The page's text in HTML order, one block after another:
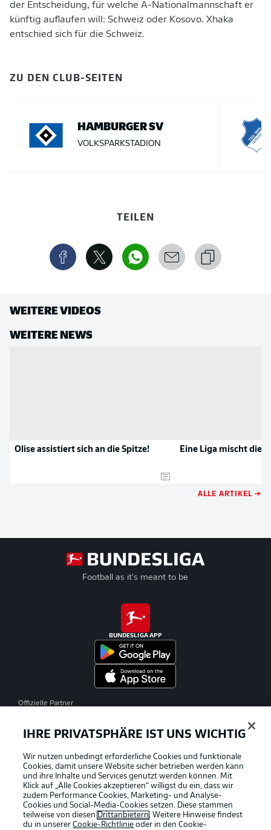
der Entscheidung, für welche A-Nationalmannschaft er
künftig auflaufen will: Schweiz oder Kosovo. Xhaka
entschied sich für die Schweiz.
ZU DEN CLUB-SEITEN
HAMBURGER SV
VOLKSPARKSTADION
TEILEN
WEITERE VIDEOS
WEITERE NEWS
Olise assistiert sich an die Spitze! Eine Liga mischt die
ALLE ARTIKEL →
Football as it's meant to be
BUNDESLIGA APP
Offizielle Partner
IHRE PRIVATSPHÄRE IST UNS WICHTIG
Wir nutzen unbedingt erforderliche Cookies und funktionale
Cookies, damit unsere Website sicher betrieben werden kann
und ihre Inhalte und Services genutzt werden können. Mit
Klick auf „Alle Cookies akzeptieren“ willigst du ein, dass wir
zudem Performance Cookies, Marketing- und Analyse-
Cookies und Social-Media-Cookies setzen. Diese stammen
teilweise von diesen Drittanbietern. Weitere Hinweise findest
du in unsererCookie-Richtlinie oder in den Cookie-